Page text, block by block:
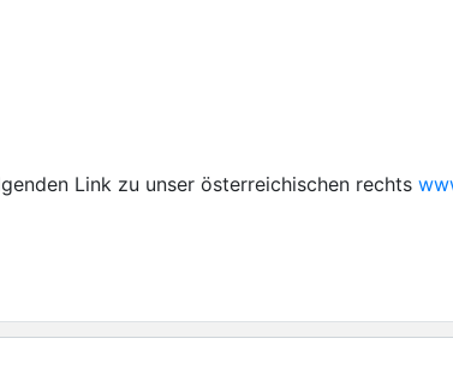
Link zu unser österreichischen rechts